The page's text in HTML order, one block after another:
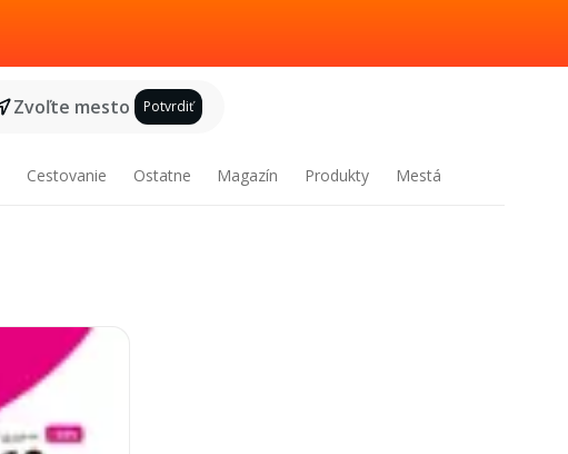
Zvoľte mesto Potvrdiť
Cestovanie Ostatne Magazín Produkty Mestá